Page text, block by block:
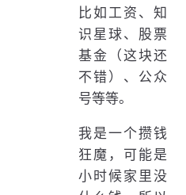
比如工资、知
识星球、股票
基金（这块还
不错）、公众
号等等。
我是一个攒钱
狂魔，可能是
小时候家里没